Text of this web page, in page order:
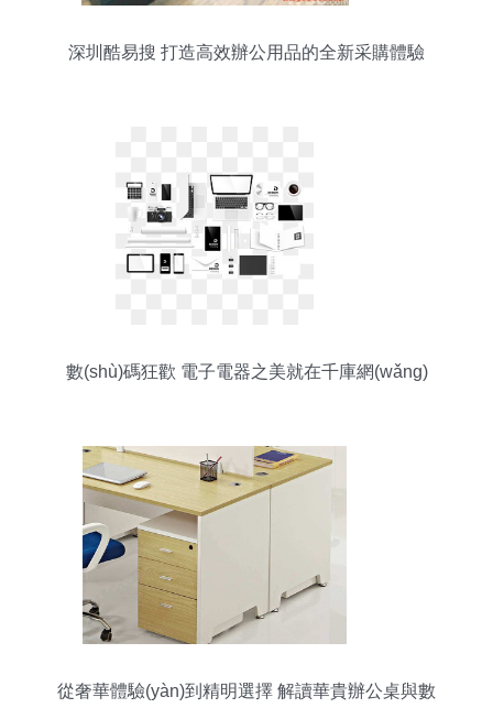
深圳酷易搜 打造高效辦公用品的全新采購體驗
數(shù)碼狂歡 電子電器之美就在千庫網(wǎng)
從奢華體驗(yàn)到精明選擇 解讀華貴辦公桌與數